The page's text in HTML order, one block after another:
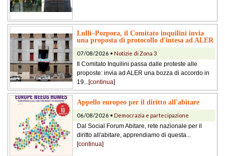
Lulli–Porpora, il Comitato inquilini invia
una proposta di protocollo d'intesa ad ALER
07/08/2026 • Notizie di Zona 3
Il Comitato Inquilini passa dalle proteste alle
proposte: invia ad ALER una bozza di accordo in
19...[continua]
Appello europeo per il diritto all'abitare
06/08/2026 • Democrazia e partecipazione
Dal Social Forum Abitare, rete nazionale per il
diritto all'abitare, apprendiamo di questa...
[continua]